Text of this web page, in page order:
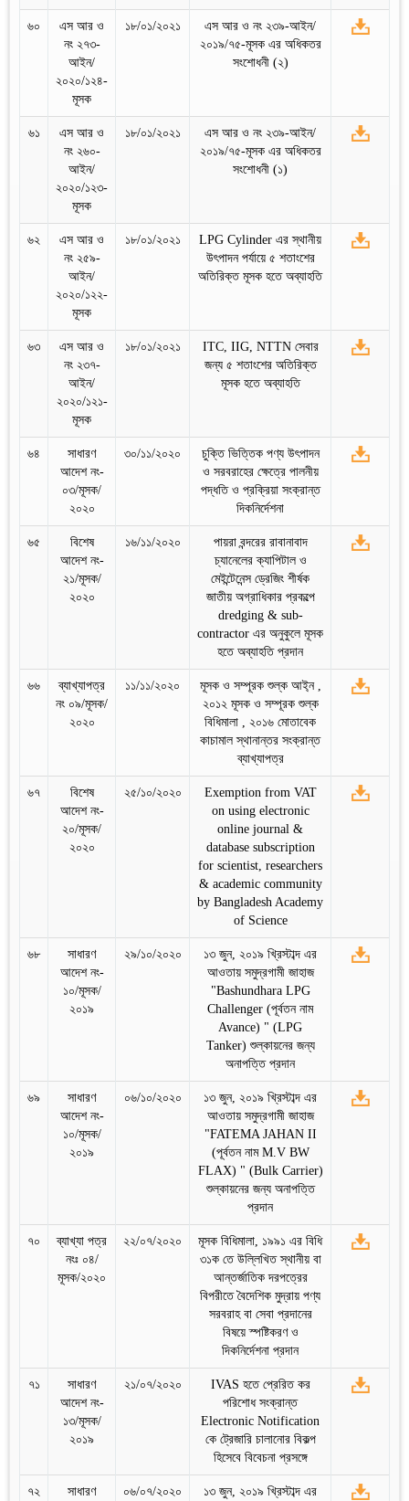
৬০
এস আর ও
নং ২৭৩-
আইন/
২০২০/১২৪-
মূসক
১৮/০১/২০২১
এস আর ও নং ২৩৯-আইন/
২০১৯/৭৫-মূসক এর অধিকতর
সংশোধনী (২)
৬১
এস আর ও
নং ২৬০-
আইন/
২০২০/১২৩-
মূসক
১৮/০১/২০২১
এস আর ও নং ২৩৯-আইন/
২০১৯/৭৫-মূসক এর অধিকতর
সংশোধনী (১)
৬২
এস আর ও
নং ২৫৯-
আইন/
২০২০/১২২-
মূসক
১৮/০১/২০২১
LPG Cylinder এর স্থানীয়
উৎপাদন পর্যায়ে ৫ শতাংশের
অতিরিক্ত মূসক হতে অব্যাহতি
৬৩
এস আর ও
নং ২৩৭-
আইন/
২০২০/১২১-
মূসক
১৮/০১/২০২১
ITC, IIG, NTTN সেবার
জন্য ৫ শতাংশের অতিরিক্ত
মূসক হতে অব্যাহতি
৬৪
সাধারণ
আদেশ নং-
০৩/মূসক/
২০২০
৩০/১১/২০২০
চুক্তি ভিত্তিক পণ্য উৎপাদন
ও সরবরাহের ক্ষেত্রে পালনীয়
পদ্ধতি ও প্রক্রিয়া সংক্রান্ত
দিকনির্দেশনা
৬৫
বিশেষ
আদেশ নং-
২১/মূসক/
২০২০
১৬/১১/২০২০
পায়রা বন্দরের রাবানাবাদ
চ্যানেলের ক্যাপিটাল ও
মেইন্টেনেন্স ড্রেজিং শীর্ষক
জাতীয় অগ্রাধিকার প্রকল্পে
dredging & sub-
contractor এর অনুকুলে মূসক
হতে অব্যাহতি প্রদান
৬৬
ব্যাখ্যাপত্র
নং ০৯/মূসক/
২০২০
১১/১১/২০২০
মূসক ও সম্পূরক শুল্ক আই্ন ,
২০১২ মূসক ও সম্পূরক শুল্ক
বিধিমালা , ২০১৬ মোতাবেক
কাচামাল স্থানান্তর সংক্রান্ত
ব্যাখ্যাপত্র
৬৭
বিশেষ
আদেশ নং-
২০/মূসক/
২০২০
২৫/১০/২০২০
Exemption from VAT
on using electronic
online journal &
database subscription
for scientist, researchers
& academic community
by Bangladesh Academy
of Science
৬৮
সাধারণ
আদেশ নং-
১০/মূসক/
২০১৯
২৯/১০/২০২০
১৩ জুন, ২০১৯ খ্রিস্টাব্দ এর
আওতায় সমুদ্রগামী জাহাজ
"Bashundhara LPG
Challenger (পূর্বতন নাম
Avance) " (LPG
Tanker) শুল্কায়নের জন্য
অনাপত্তি প্রদান
৬৯
সাধারণ
আদেশ নং-
১০/মূসক/
২০১৯
০৬/১০/২০২০
১৩ জুন, ২০১৯ খ্রিস্টাব্দ এর
আওতায় সমুদ্রগামী জাহাজ
"FATEMA JAHAN II
(পূর্বতন নাম M.V BW
FLAX) " (Bulk Carrier)
শুল্কায়নের জন্য অনাপত্তি
প্রদান
৭০
ব্যাখ্যা পত্র
নংঃ ০৪/
মূসক/২০২০
২২/০৭/২০২০
মূসক বিধিমালা, ১৯৯১ এর বিধি
৩১ক তে উল্লিখিত স্থানীয় বা
আন্তর্জাতিক দরপত্রের
বিপরীতে বৈদেশিক মুদ্রায় পণ্য
সরবরাহ বা সেবা প্রদানের
বিষয়ে স্পষ্টিকরণ ও
দিকনির্দেশনা প্রদান
৭১
সাধারণ
আদেশ নং-
১৩/মূসক/
২০১৯
২১/০৭/২০২০
IVAS হতে প্রেরিত কর
পরিশোধ সংক্রান্ত
Electronic Notification
কে ট্রেজারি চালানোর বিকল্প
হিসেবে বিবেচনা প্রসঙ্গে
৭২
সাধারণ
০৬/০৭/২০২০
১৩ জুন, ২০১৯ খ্রিস্টাব্দ এর